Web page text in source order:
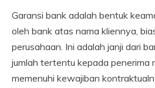
Garansi bank adalah bentuk
oleh bank atas nama kliennya,
perusahaan. Ini adalah janji dari
jumlah tertentu kepada penerima
memenuhi kewajiban